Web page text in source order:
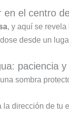
en el centro
, y aquí se
desde un
paciencia
sombra
dirección de tu